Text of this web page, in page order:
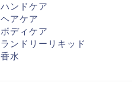
ハンドケア
ヘアケア
ボディケア
ランドリーリキッド
香水